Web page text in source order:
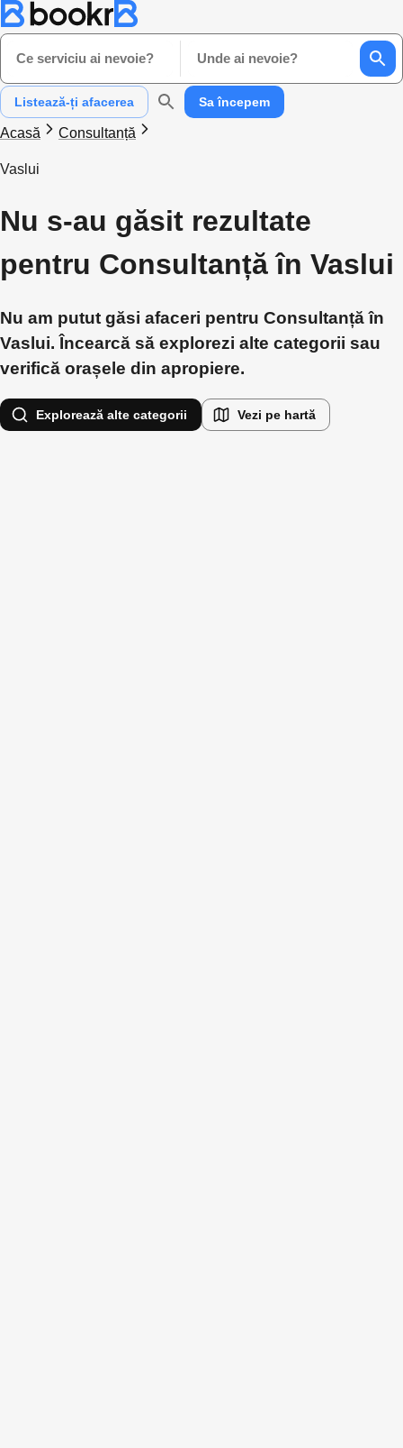
Ce serviciu ai nevoie? Unde ai nevoie?
Listează-ți afacerea Sa începem
Acasă Consultanță
Vaslui
Nu s-au găsit rezultate
pentru Consultanță în Vaslui
Nu am putut găsi afaceri pentru Consultanță în
Vaslui. Încearcă să explorezi alte categorii sau
verifică orașele din apropiere.
Explorează alte categorii Vezi pe hartă